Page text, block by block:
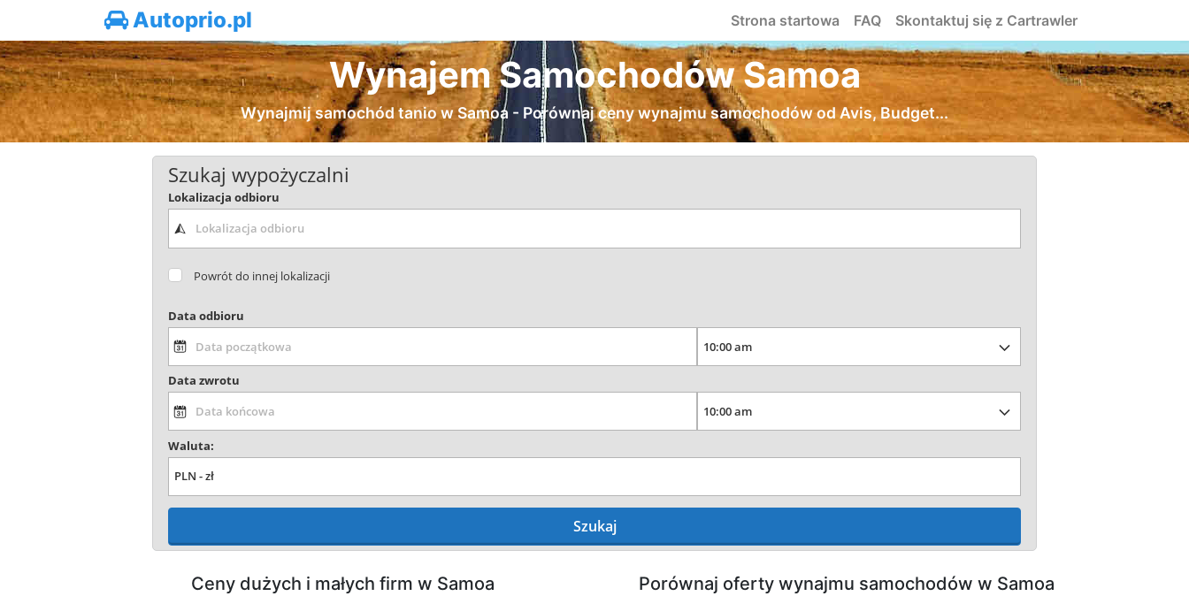
Autoprio.pl Strona startowa FAQ Skontaktuj się z Cartrawler
Wynajem Samochodów Samoa
Wynajmij samochód tanio w Samoa - Porównaj ceny wynajmu samochodów od Avis, Budget...
Szukaj wypożyczalni
Lokalizacja odbioru
Powrót do innej lokalizacji
Data odbioru
Data zwrotu
Waluta:
Szukaj
Ceny dużych i małych firm w Samoa Porównaj oferty wynajmu samochodów w Samoa